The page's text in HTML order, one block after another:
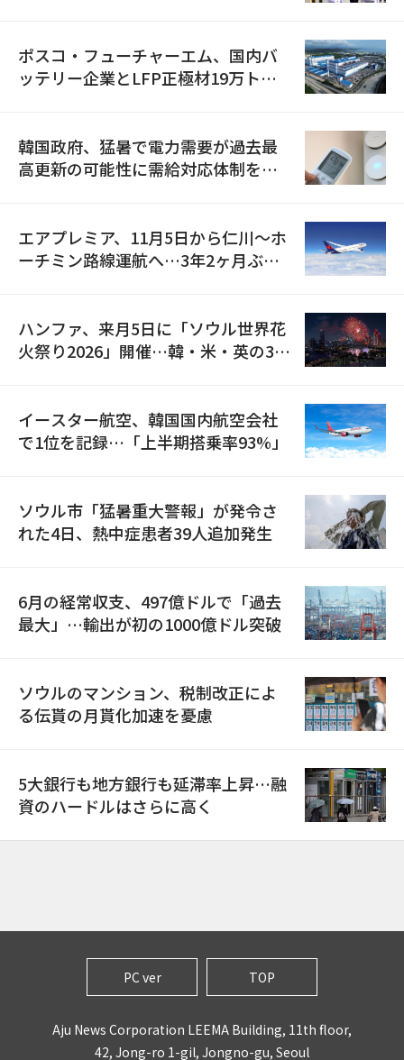
ポスコ・フューチャーエム、国内バ
ッテリー企業とLFP正極材19万トン
韓国政府、猛暑で電力需要が過去最
高更新の可能性に需給対応体制を点
エアプレミア、11月5日から仁川〜ホ
ーチミン路線運航へ…3年2ヶ月ぶり
ハンファ、来月5日に「ソウル世界花
火祭り2026」開催…韓・米・英の3カ
イースター航空、韓国国内航空会社
で1位を記録…「上半期搭乗率93%」
ソウル市「猛暑重大警報」が発令さ
れた4日、熱中症患者39人追加発生
6月の経常収支、497億ドルで「過去
最大」…輸出が初の1000億ドル突破
ソウルのマンション、税制改正によ
る伝貰の月貰化加速を憂慮
5大銀行も地方銀行も延滞率上昇…融
資のハードルはさらに高く
PC ver TOP
Aju News Corporation LEEMA Building, 11th floor,
42, Jong-ro 1-gil, Jongno-gu, Seoul